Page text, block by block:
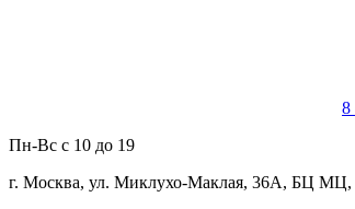
8
Пн-Вс с 10 до 19
г. Москва, ул. Миклухо-Маклая, 36А, БЦ МЦ,